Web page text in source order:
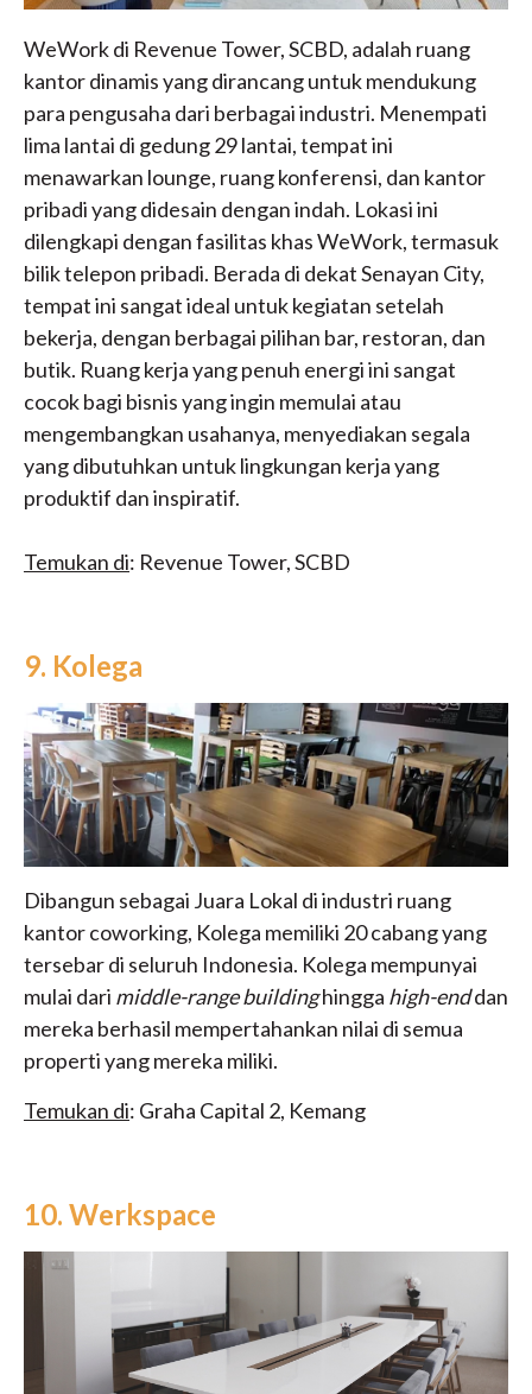
WeWork di Revenue Tower, SCBD, adalah ruang
kantor dinamis yang dirancang untuk mendukung
para pengusaha dari berbagai industri. Menempati
lima lantai di gedung 29 lantai, tempat ini
menawarkan lounge, ruang konferensi, dan kantor
pribadi yang didesain dengan indah. Lokasi ini
dilengkapi dengan fasilitas khas WeWork, termasuk
bilik telepon pribadi. Berada di dekat Senayan City,
tempat ini sangat ideal untuk kegiatan setelah
bekerja, dengan berbagai pilihan bar, restoran, dan
butik. Ruang kerja yang penuh energi ini sangat
cocok bagi bisnis yang ingin memulai atau
mengembangkan usahanya, menyediakan segala
yang dibutuhkan untuk lingkungan kerja yang
produktif dan inspiratif.
Temukan di: Revenue Tower, SCBD
9. Kolega
Dibangun sebagai Juara Lokal di industri ruang
kantor coworking, Kolega memiliki 20 cabang yang
tersebar di seluruh Indonesia. Kolega mempunyai
mulai dari middle-range buildinghingga high-enddan
mereka berhasil mempertahankan nilai di semua
properti yang mereka miliki.
Temukan di: Graha Capital 2, Kemang
10. Werkspace